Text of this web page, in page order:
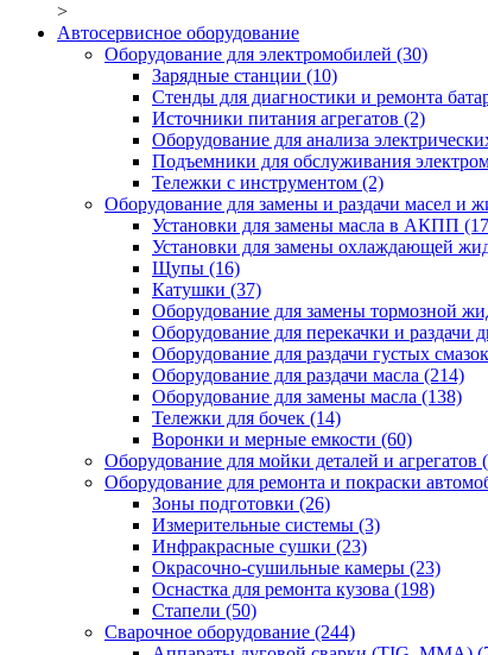
>
Автосервисное оборудование
Оборудование для электромобилей (30)
Зарядные станции (10)
Стенды для диагностики и ремонта
Источники питания агрегатов (2)
Оборудование для анализа
Подъемники для обслуживания
Тележки с инструментом (2)
Оборудование для замены и раздачи масел и
Установки для замены масла в АКПП
Установки для замены охлаждающей
Щупы (16)
Катушки (37)
Оборудование для замены тормозной
Оборудование для перекачки и раздачи
Оборудование для раздачи густых смазок
Оборудование для раздачи масла (214)
Оборудование для замены масла (138)
Тележки для бочек (14)
Воронки и мерные емкости (60)
Оборудование для мойки деталей и агрегатов
Оборудование для ремонта и покраски
Зоны подготовки (26)
Измерительные системы (3)
Инфракрасные сушки (23)
Окрасочно-сушильные камеры (23)
Оснастка для ремонта кузова (198)
Стапели (50)
Сварочное оборудование (244)